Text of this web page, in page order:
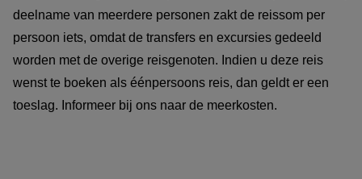
deelname van meerdere personen zakt de reissom per
persoon iets, omdat de transfers en excursies gedeeld
worden met de overige reisgenoten. Indien u deze reis
wenst te boeken als éénpersoons reis, dan geldt er een
toeslag. Informeer bij ons naar de meerkosten.